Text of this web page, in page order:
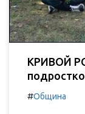
КРИВОЙ
#Община